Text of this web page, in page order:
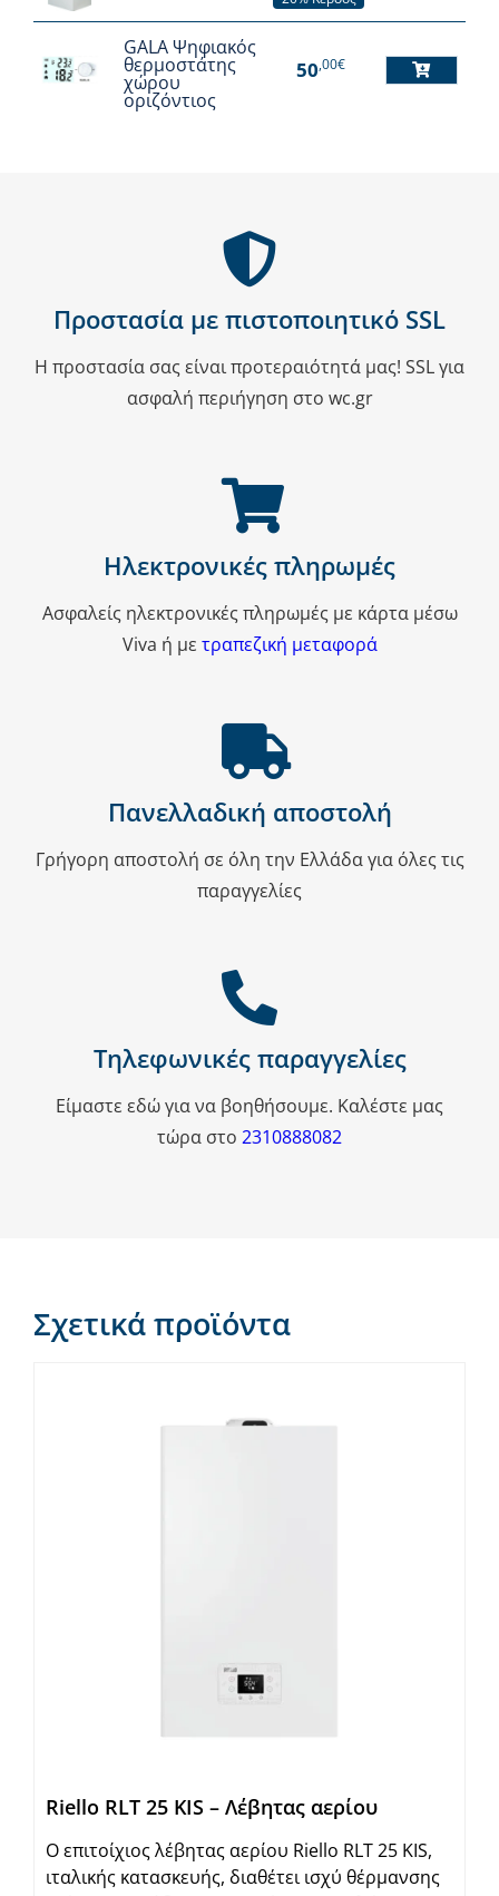
GALA Ψηφιακός
θερμοστάτης
χώρου
οριζόντιος
50 ,00€
Προστασία με πιστοποιητικό SSL
Η προστασία σας είναι προτεραιότητά μας! SSL για
ασφαλή περιήγηση στο wc.gr
Ηλεκτρονικές πληρωμές
Ασφαλείς ηλεκτρονικές πληρωμές με κάρτα μέσω
Viva ή με τραπεζική μεταφορά
Πανελλαδική αποστολή
Γρήγορη αποστολή σε όλη την Ελλάδα για όλες τις
παραγγελίες
Τηλεφωνικές παραγγελίες
Είμαστε εδώ για να βοηθήσουμε. Καλέστε μας
τώρα στο 2310888082
Σχετικά προϊόντα
Riello RLT 25 KIS – Λέβητας αερίου
Ο επιτοίχιος λέβητας αερίου Riello RLT 25 KIS,
ιταλικής κατασκευής, διαθέτει ισχύ θέρμανσης